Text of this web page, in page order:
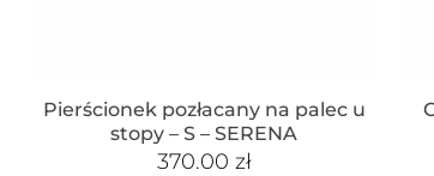
Pierścionek pozłacany na palec u
stopy – S – SERENA
370.00 zł